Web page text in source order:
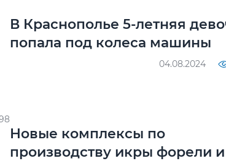
В Краснополье 5-летняя
попала под колеса машины
04.08.2024
Новые комплексы по
производству икры форели и